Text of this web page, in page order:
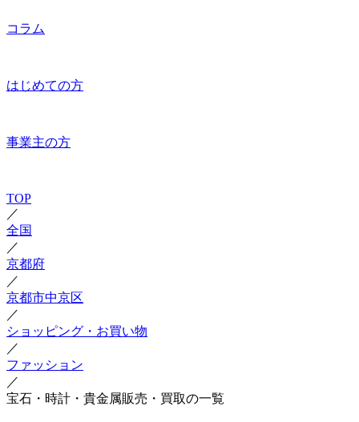
コラム
はじめての方
事業主の方
TOP
／
全国
／
京都府
／
京都市中京区
／
ショッピング・お買い物
／
ファッション
／
宝石・時計・貴金属販売・買取の一覧